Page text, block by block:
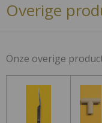
Overige
Onze overige